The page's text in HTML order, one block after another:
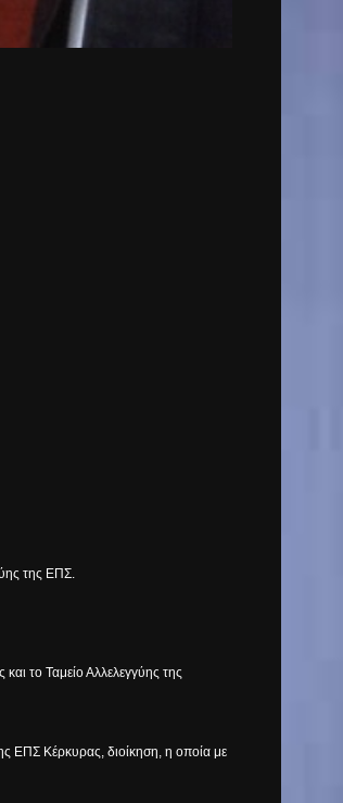
της ΕΠΣ.
το Ταμείο Αλλελεγγύης της
ΕΠΣ Κέρκυρας, διοίκηση, η οποία με